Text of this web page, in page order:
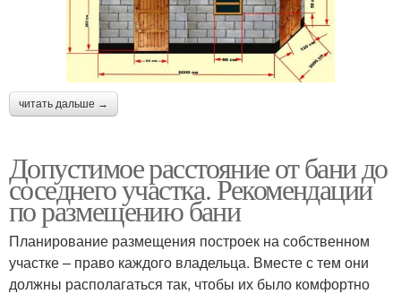
читать дальше →
Допустимое расстояние от бани до
соседнего участка. Рекомендации
по размещению бани
Планирование размещения построек на собственном
участке – право каждого владельца. Вместе с тем они
должны располагаться так, чтобы их было комфортно